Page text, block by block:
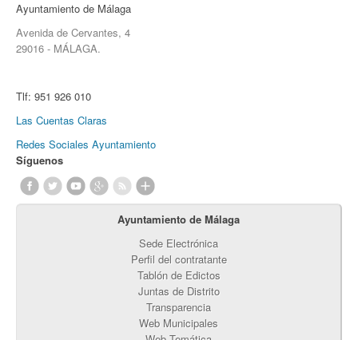
Ayuntamiento de Málaga
Avenida de Cervantes, 4
29016 - MÁLAGA.
Tlf: 951 926 010
Las Cuentas Claras
Redes Sociales Ayuntamiento
Síguenos
Ayuntamiento de Málaga
Sede Electrónica
Perfil del contratante
Tablón de Edictos
Juntas de Distrito
Transparencia
Web Municipales